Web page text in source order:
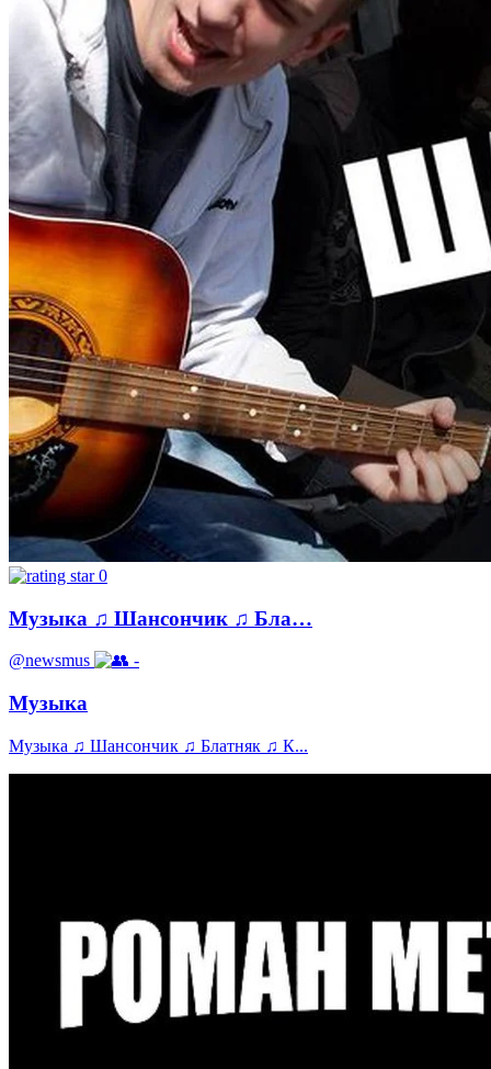
0
Музыка ♫ Шансончик ♫ Блa…
@newsmus -
Музыка
Музыка ♫ Шансончик ♫ Блaтняк ♫ К...